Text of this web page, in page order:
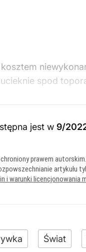
kosztem
spod
jest w 9/
chroniony prawem
artykułu
i warunki licencjonowania
Świat